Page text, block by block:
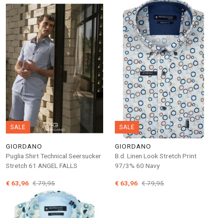
SALE
GIORDANO
Puglia Shirt Technical Seersucker
Stretch 61 ANGEL FALLS
€ 63,96 € 79,95
SALE
GIORDANO
B.d. Linen Look Stretch Print
97/3% 60 Navy
€ 63,96 € 79,95